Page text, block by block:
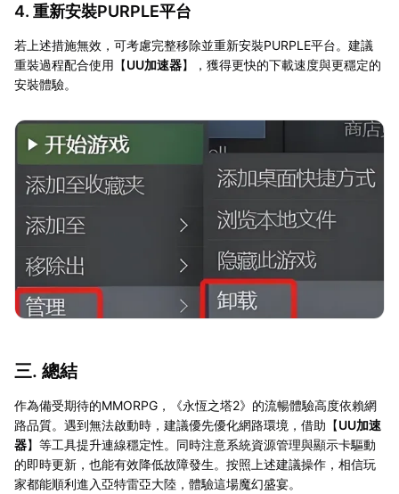
4. 重新安裝PURPLE平台
若上述措施無效，可考慮完整移除並重新安裝PURPLE平台。建議
重裝過程配合使用【UU加速器】，獲得更快的下載速度與更穩定的
安裝體驗。
三. 總結
作為備受期待的MMORPG，《永恆之塔2》的流暢體驗高度依賴網
路品質。遇到無法啟動時，建議優先優化網路環境，借助【UU加速
器】等工具提升連線穩定性。同時注意系統資源管理與顯示卡驅動
的即時更新，也能有效降低故障發生。按照上述建議操作，相信玩
家都能順利進入亞特雷亞大陸，體驗這場魔幻盛宴。